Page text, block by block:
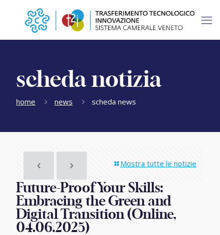
scheda notizia
home news scheda news
Mostra tutte le notizie
Future-Proof Your Skills:
Embracing the Green and
Digital Transition (Online,
04.06.2025)